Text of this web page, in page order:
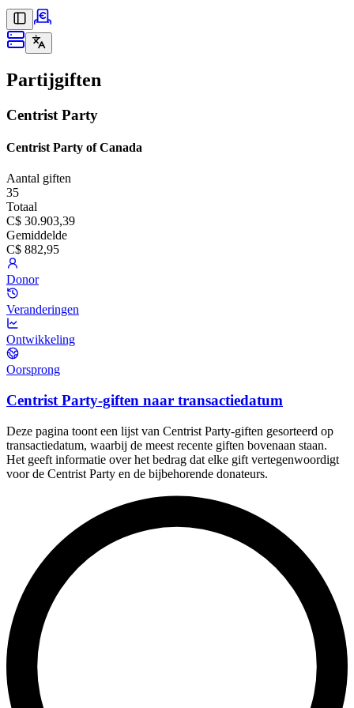
Partijgiften
Centrist Party
Centrist Party of Canada
Aantal giften
35
Totaal
C$ 30.903,39
Gemiddelde
C$ 882,95
Donor
Veranderingen
Ontwikkeling
Oorsprong
Centrist Party-giften naar transactiedatum
Deze pagina toont een lijst van Centrist Party-giften gesorteerd op
transactiedatum, waarbij de meest recente giften bovenaan staan.
Het geeft informatie over het bedrag dat elke gift vertegenwoordigt
voor de Centrist Party en de bijbehorende donateurs.